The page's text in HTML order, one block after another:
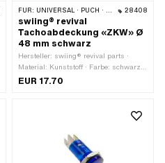
FÜR: UNIVERSAL · PUCH · SACHS 28408
swiing® revival
Tachoabdeckung «ZKW» Ø
48 mm schwarz
Hersteller: swiing® revival parts ·
Material: Kunststoff · Farbe: schwarz ·
Ø Befestigungsloch: 48 mm
EUR 17.70